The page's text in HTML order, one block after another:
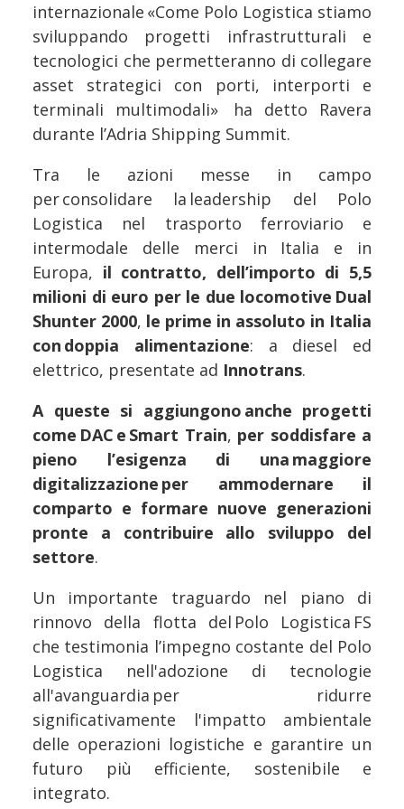
internazionale «Come Polo Logistica stiamo
sviluppando progetti infrastrutturali e
tecnologici che permetteranno di collegare
asset strategici con porti, interporti e
terminali multimodali» ha detto Ravera
durante l’Adria Shipping Summit.
Tra le azioni messe in campo
per consolidare la leadership del Polo
Logistica nel trasporto ferroviario e
intermodale delle merci in Italia e in
Europa, il contratto, dell’importo di 5,5
milioni di euro per le due locomotive Dual
Shunter 2000, le prime in assoluto in Italia
con doppia alimentazione: a diesel ed
elettrico, presentate ad Innotrans.
A queste si aggiungono anche progetti
come DAC e Smart Train, per soddisfare a
pieno l’esigenza di una maggiore
digitalizzazione per ammodernare il
comparto e formare nuove generazioni
pronte a contribuire allo sviluppo del
settore.
Un importante traguardo nel piano di
rinnovo della flotta del Polo Logistica FS
che testimonia l’impegno costante del Polo
Logistica nell'adozione di tecnologie
all'avanguardia per ridurre
significativamente l'impatto ambientale
delle operazioni logistiche e garantire un
futuro più efficiente, sostenibile e
integrato.